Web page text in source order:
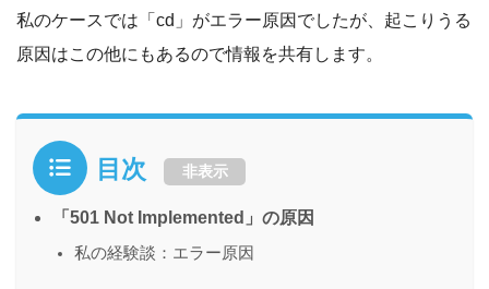
私のケースでは「cd」がエラー原因でしたが、起こりうる
原因はこの他にもあるので情報を共有します。
目次 非表示
「501 Not Implemented」の原因
私の経験談：エラー原因